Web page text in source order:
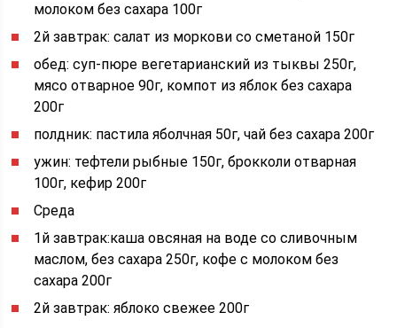
молоком без сахара 100г
2й завтрак: салат из моркови со сметаной 150г
обед: суп-пюре вегетарианский из тыквы 250г,
мясо отварное 90г, компот из яблок без сахара
200г
полдник: пастила яболчная 50г, чай без сахара 200г
ужин: тефтели рыбные 150г, брокколи отварная
100г, кефир 200г
Среда
1й завтрак:каша овсяная на воде со сливочным
маслом, без сахара 250г, кофе с молоком без
сахара 200г
2й завтрак: яблоко свежее 200г